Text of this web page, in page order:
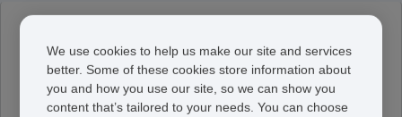
5 mg
Tabletten mit 5 mg werden häufig als Erhaltungsdosis
verschrieben.
We use cookies to help us make our site and services
better. Some of these cookies store information about
you and how you use our site, so we can show you
content that’s tailored to your needs. You can choose